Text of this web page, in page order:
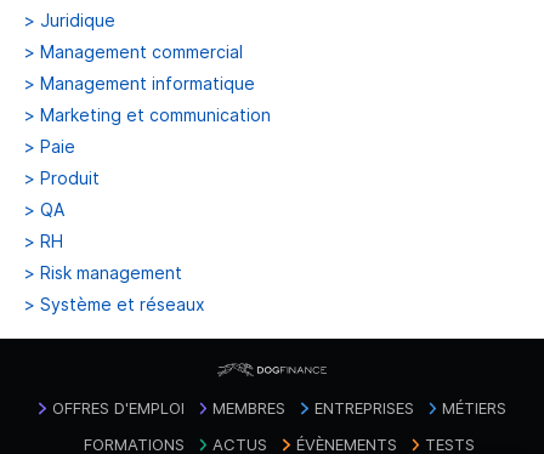
> Juridique
> Management commercial
> Management informatique
> Marketing et communication
> Paie
> Produit
> QA
> RH
> Risk management
> Système et réseaux
OFFRES D'EMPLOI MEMBRES ENTREPRISES
MÉTIERS
FORMATIONS
ACTUS ÉVÈNEMENTS TESTS